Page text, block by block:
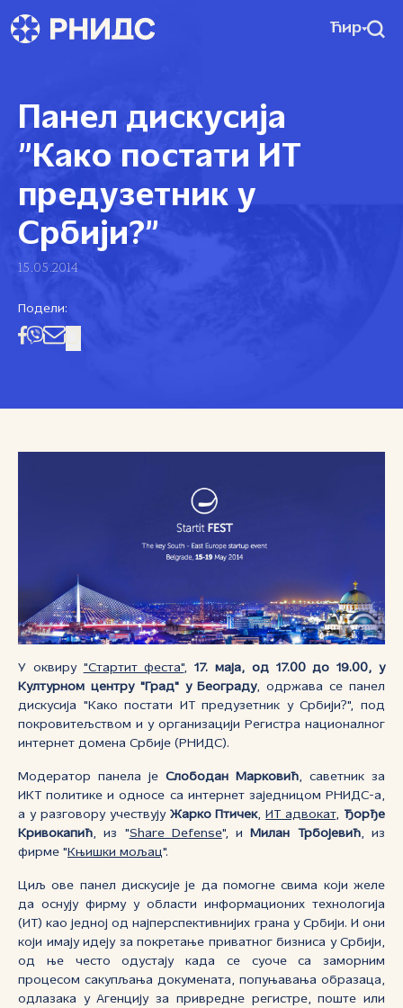
Ћир
Панел дискусија
”Како постати ИТ
предузетник у
Србији?”
15.05.2014
Подели:
У оквиру "Стартит феста",17. маја, од 17.00 до 19.00, у
Културном центру "Град" у Београду, одржава се панел
дискусија "Како постати ИТ предузетник у Србији?", под
покровитељством и у организацији Регистра националног
интернет домена Србије (РНИДС).
Модератор панела је Слободан Марковић, саветник за
ИКТ политике и односе са интернет заједницом РНИДС-а,
а у разговору учествују Жарко Птичек, ИТ адвокат, Ђорђе
Кривокапић, из "Share Defense", и Милан Трбојевић, из
фирме " Књишки мољац".
Циљ ове панел дискусије је да помогне свима који желе
да оснују фирму у области информационих технологија
(ИТ) као једној од најперспективнијих грана у Србији. И они
који имају идеју за покретање приватног бизниса у Србији,
од ње често одустају када се суоче са заморним
процесом сакупљања докумената, попуњавања образаца,
одлазака у Агенцију за привредне регистре, поште или